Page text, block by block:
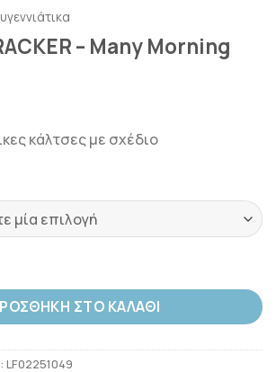
– Many Morning
κάλτσες με σχέδιο
– Many Morning Κάλτσες ποσότητα
ΣΤΟ ΚΑΛΆΘΙ
LF02251049